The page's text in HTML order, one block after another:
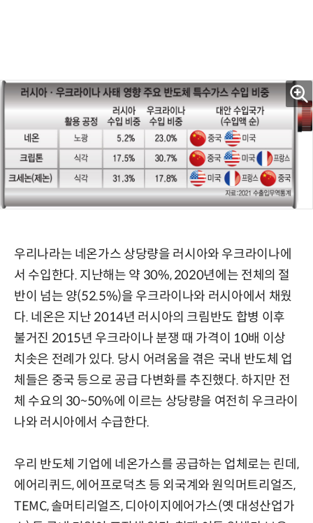
우리나라는 네온가스 상당량을 러시아와 우크라이나에
서 수입한다. 지난해는 약 30%, 2020년에는 전체의 절
반이 넘는 양(52.5%)을 우크라이나와 러시아에서 채웠
다. 네온은 지난 2014년 러시아의 크림반도 합병 이후
불거진 2015년 우크라이나 분쟁 때 가격이 10배 이상
치솟은 전례가 있다. 당시 어려움을 겪은 국내 반도체 업
체들은 중국 등으로 공급 다변화를 추진했다. 하지만 전
체 수요의 30~50%에 이르는 상당량을 여전히 우크라이
나와 러시아에서 수급한다.
우리 반도체 기업에 네온가스를 공급하는 업체로는 린데,
에어리퀴드, 에어프로덕츠 등 외국계와 원익머트리얼즈,
TEMC, 솔머티리얼즈, 디아이지에어가스(옛 대성산업가